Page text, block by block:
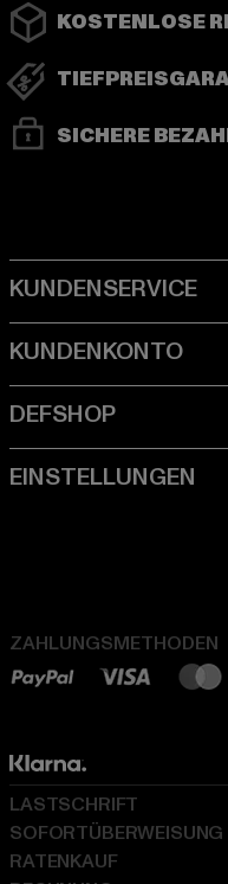
KOSTENLOSE
SICHERE
ZAHLUNGSMETHODEN
LASTSCHRIFT
SOFORTÜBERWEISUNG
RATENKAUF